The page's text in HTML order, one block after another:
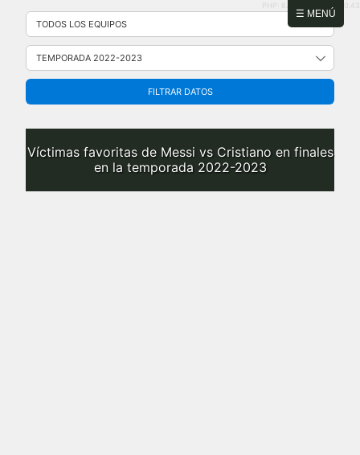
☰ MENÚ
Saltar
contenido
PHP: 8.2.31 | MySQL: 8.0.43
FILTRAR DATOS
Víctimas favoritas de Messi vs Cristiano en finales
en la temporada 2022-2023